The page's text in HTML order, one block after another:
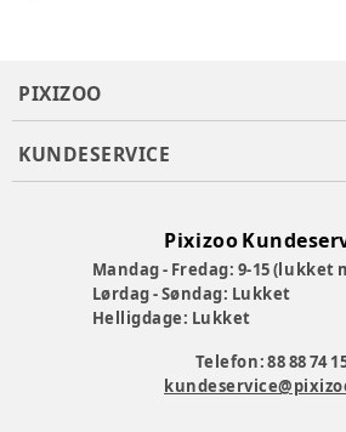
PIXIZOO
KUNDESERVICE
Pixizoo
Mandag - Fredag: 9-15 (lukket
Lørdag - Søndag: Lukket
Helligdage: Lukket
Telefon: 88 88 74